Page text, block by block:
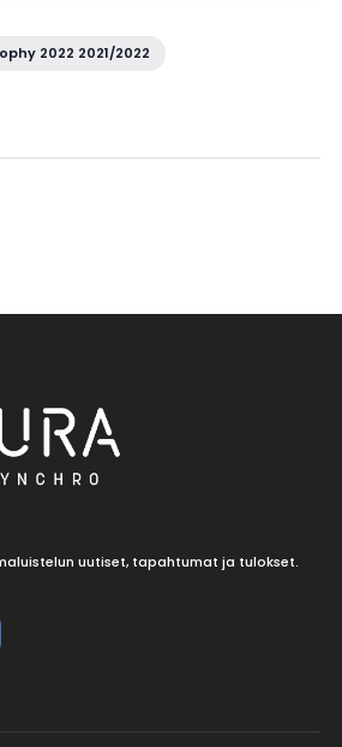
2022 2021/2022
uutiset, tapahtumat ja tulokset.